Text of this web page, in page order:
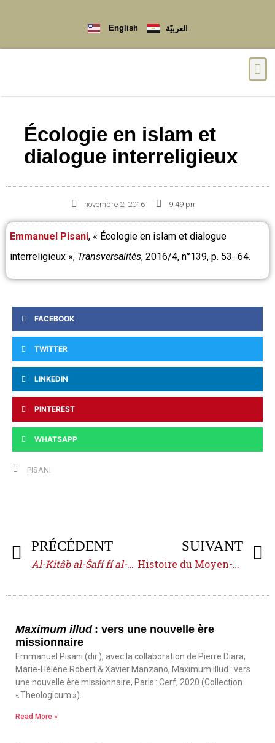
English العربيّة
Écologie en islam et
dialogue interreligieux
novembre 2, 2016 9:49 pm
Emmanuel Pisani, « Écologie en islam et dialogue
interreligieux », Transversalités, 2016/4, n°139, p. 53‒64.
FACEBOOK
TWITTER
LINKEDIN
PINTEREST
WHATSAPP
PISANI
PRÉCÉDENT
Al-Kitâb al-Šafí fí al-Ṭibb
SUIVANT
Histoire du Moyen-Orient
Maximum illud: vers une nouvelle ère
missionnaire
Emmanuel Pisani (dir.), avec la collaboration de Pierre Diara,
Marie-Hélène Robert & Xavier Manzano, Maximum illud : vers
une nouvelle ère missionnaire, Paris : Cerf, 2020 (Collection
« Theologicum »).
Read More »